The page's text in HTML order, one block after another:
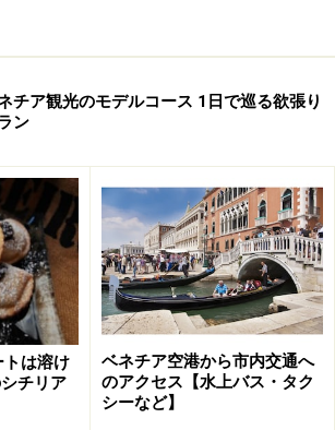
Hotel
Imbriani, 30
8800
ピオ広場から1分。ナポリ中央駅から
タクシーで約11ユーロ）
チア観光のモデルコース 1日で巡る欲張り
ン
トは溶け
チリア
ベネチア空港から市内交通へ
のアクセス【水上バス・タク
シーなど】